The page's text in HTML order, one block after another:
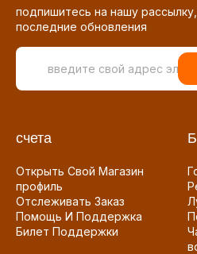
подпишитесь на нашу
последние обновления
счета
Открыть Свой Магазин
профиль
Отслеживать Заказ
Помощь И Поддержка
Билет Поддержки